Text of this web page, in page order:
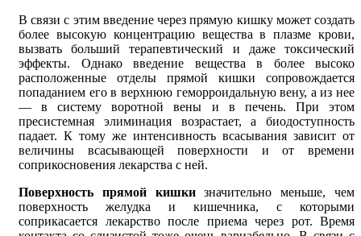
В связи с этим введение через прямую кишку может создать
более высокую концентрацию вещества в плазме крови,
вызвать больший терапевтический и даже токсический
эффекты. Однако введение вещества в более высоко
расположенные отделы прямой кишки сопровождается
попаданием его в верхнюю геморроидальную вену, а из нее
— в систему воротной вены и в печень. При этом
пресистемная элиминация возрастает, а биодоступность
падает. К тому же интенсивность всасывания зависит от
величины всасывающей поверхности и от времени
соприкосновения лекарства с ней.
Поверхность прямой кишкизначительно меньше, чем
поверхность желудка и кишечника, с которыми
соприкасается лекарство после приема через рот. Время